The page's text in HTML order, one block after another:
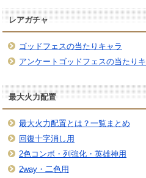
レアガチャ
ゴッドフェスの当たりキャラ
アンケートゴッドフェスの当たり
最大火力配置
最大火力配置とは？一覧まとめ
回復十字消し用
2色コンボ・列強化・英雄神用
2way・二色用